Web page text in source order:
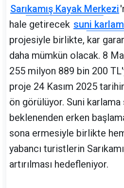
Sarıkamış Kayak Merkezi
hale getirecek suni
projesiyle birlikte, kar
daha mümkün olacak. 8
255 milyon 889 bin 200
proje 24 Kasım 2025
ön görülüyor. Suni
beklenenden erken
sona ermesiyle birlikte
yabancı turistlerin
artırılması hedefleniyor.